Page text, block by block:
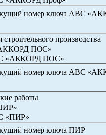
номер ключа АВС
производства
ПОС»
«АККОРД ПОС»
номер ключа АВС
работы
«ПИР»
номер ключа ПИР